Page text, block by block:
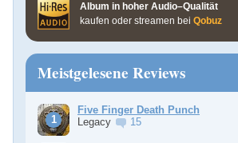
Album in hoher Audio–Qualität
kaufen oder streamen bei Qobuz
Meistgelesene Reviews
Five Finger Death Punch
Legacy
15